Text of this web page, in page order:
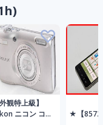
外観特上級】
ニコン コ
★【